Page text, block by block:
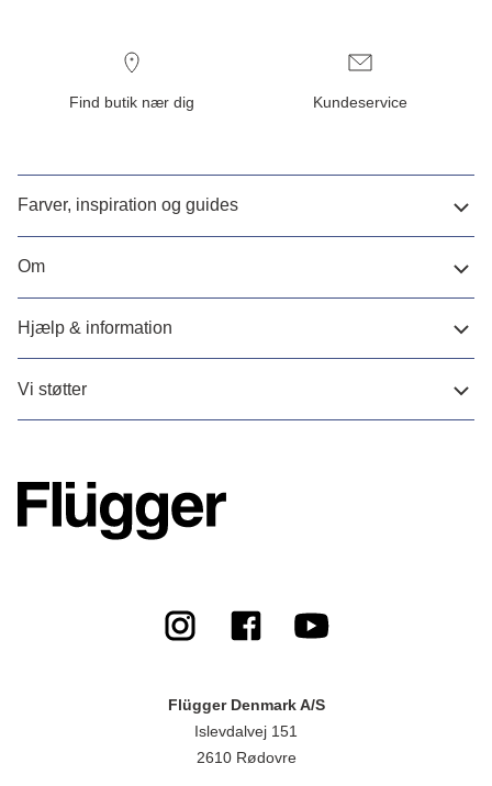
Find butik nær dig Kundeservice
Farver, inspiration og guides
Om
Hjælp & information
Vi støtter
Flügger Denmark A/S
Islevdalvej 151
2610 Rødovre